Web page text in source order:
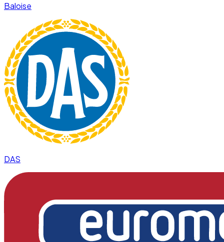
Baloise
DAS